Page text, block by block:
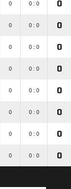
0 0 : 0 0
0 0 : 0 0
0 0 : 0 0
0 0 : 0 0
0 0 : 0 0
0 0 : 0 0
0 0 : 0 0
0 0 : 0 0